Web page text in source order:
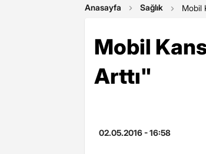
Anasayfa Sağlık Mobil
Mobil
Arttı"
02.05.2016 - 16:58